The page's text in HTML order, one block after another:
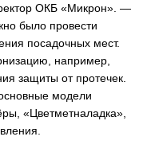
ОКБ «Микрон». —
было провести
посадочных мест.
например,
защиты от протечек.
модели
«Цветметналадка»,